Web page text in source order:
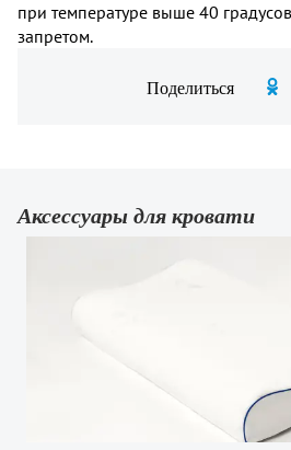
при температуре выше 40
запретом.
Поделиться
Аксессуары для кровати